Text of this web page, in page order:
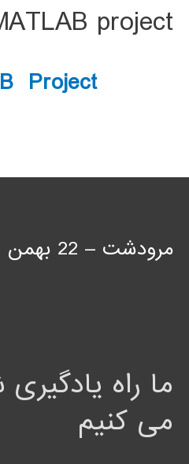
project
Project
مرودشت – 22 بهمن شمالی
ما راه یادگیری
می کنیم